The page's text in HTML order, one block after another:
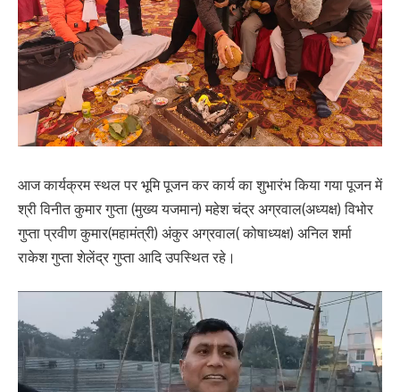
आज कार्यक्रम स्थल पर भूमि पूजन कर कार्य का शुभारंभ किया गया पूजन में
श्री विनीत कुमार गुप्ता (मुख्य यजमान) महेश चंद्र अग्रवाल(अध्यक्ष) विभोर
गुप्ता प्रवीण कुमार(महामंत्री) अंकुर अग्रवाल( कोषाध्यक्ष) अनिल शर्मा
राकेश गुप्ता शेलेंद्र गुप्ता आदि उपस्थित रहे।